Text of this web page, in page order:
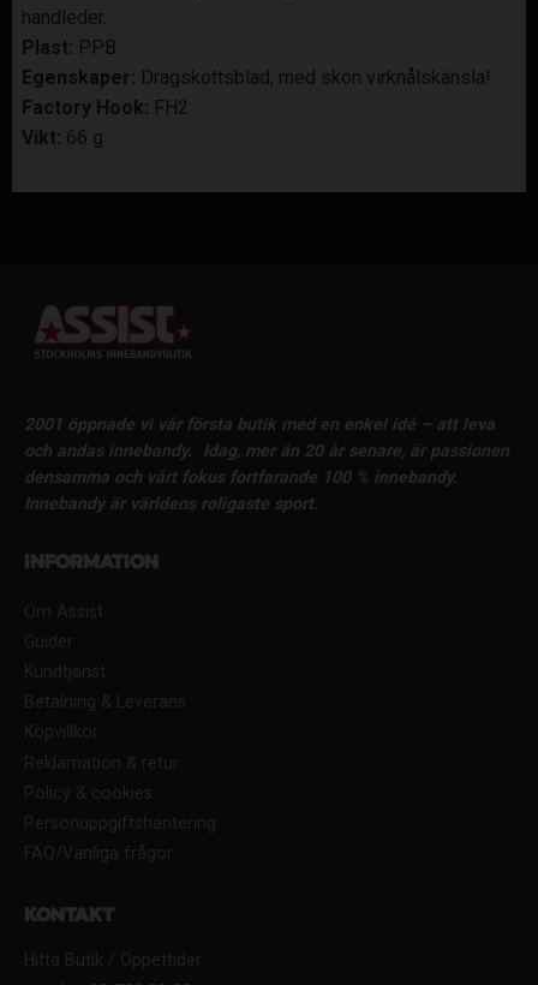
handleder.
Plast: PPB
Egenskaper: Dragskottsblad, med skön virknålskänsla!
Factory Hook: FH2
Vikt: 66 g
2001 öppnade vi vår första butik med en enkel idé – att leva
och andas innebandy.
Idag, mer än 20 år senare, är passionen
densamma och vårt fokus fortfarande 100 % innebandy.
Innebandy är världens roligaste sport.
Information
Om Assist
Guider
Kundtjänst
Betalning & Leverans
Köpvillkor
Reklamation & retur
Policy & cookies
Personuppgiftshantering
FAQ/Vanliga frågor
Kontakt
Hitta Butik / Öppettider